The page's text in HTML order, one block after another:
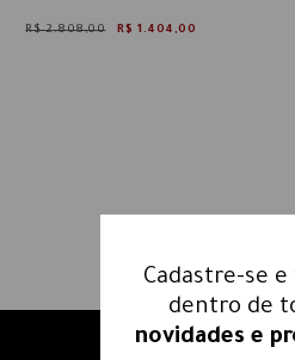
R$ 2.808,00 R$ 1.404,00
Cadastre-se
dentro de
novidades e